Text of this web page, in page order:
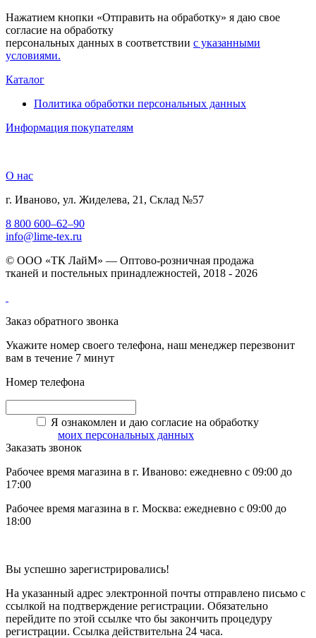
Нажатием кнопки «Отправить на обработку» я даю свое
согласие на обработку
персональных данных в соответствии с указанными
условиями.
Каталог
Политика обработки персональных данных
Информация покупателям
О нас
г. Иваново, ул. Жиделева, 21, Склад №57
8 800 600–62–90
info@lime-tex.ru
© ООО «ТК ЛайМ» — Оптово-розничная продажа
тканей и постельных принадлежностей, 2018 - 2026
Заказ обратного звонка
Укажите номер своего телефона, наш менеджер перезвонит
вам в течение 7 минут
Номер телефона
Я ознакомлен и даю согласие на обработку
моих персональных данных
Заказать звонок
Рабочее время магазина в г. Иваново: ежедневно с 09:00 до
17:00
Рабочее время магазина в г. Москва: ежедневно с 09:00 до
18:00
Вы успешно зарегистрировались!
На указанный адрес электронной почты отправлено письмо с
ссылкой на подтверждение регистрации. Обязательно
перейдите по этой ссылке что бы закончить процедуру
регистрации. Ссылка действительна 24 часа.